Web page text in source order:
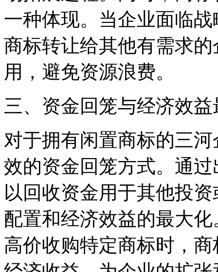
一种体现。当企业面临
商标转让给其他有需求
用，避免资源浪费。
三、资金回笼与经济效
对于拥有闲置商标的三
效的资金回笼方式。通
以回收资金用于其他投
配置和经济效益的最大
高价收购特定商标时，